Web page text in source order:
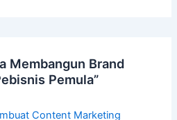
Membangun Brand
Pemula”
Content Marketing